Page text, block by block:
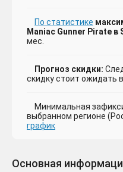
По статистике
Maniac Gunner Pirate в
мес.
Прогноз скидки:
скидку стоит ожидать
Минимальная
выбранном регионе
график
Основная